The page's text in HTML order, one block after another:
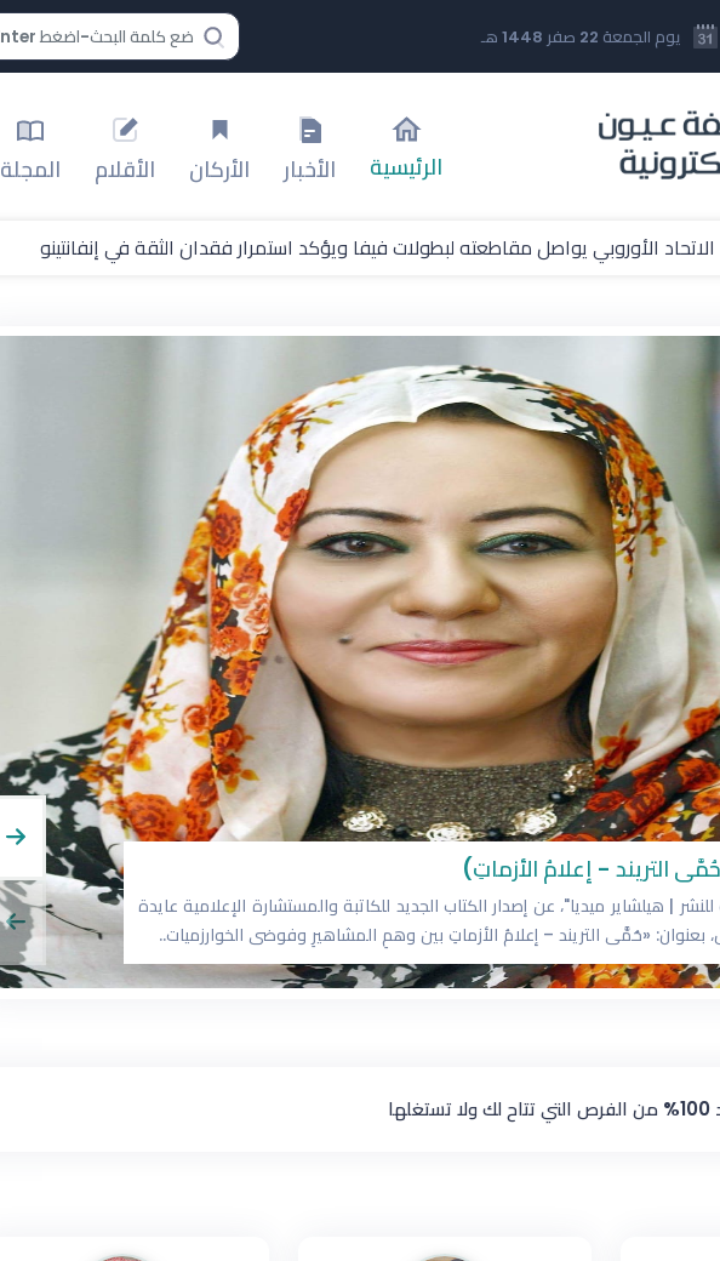
يوم الجمعة 22 صفر 1448 هـ
الرئيسية الأخبار الأركان الأقلام المجلة
الاتحاد الأوروبي يواصل مقاطعته لبطولات فيفا ويؤكد استمرار فقدان الثقة في إنفانتينو
التريند - إعلامُ الأزماتِ)
للنشر | هيلشاير ميديا"، عن إصدار الكتاب الجديد للكاتبة والمستشارة الإعلامية عايدة
بعنوان: «حُمَّى التريند – إعلامُ الأزماتِ بين وهمِ المشاهيرِ وفوضى الخوارزميات..